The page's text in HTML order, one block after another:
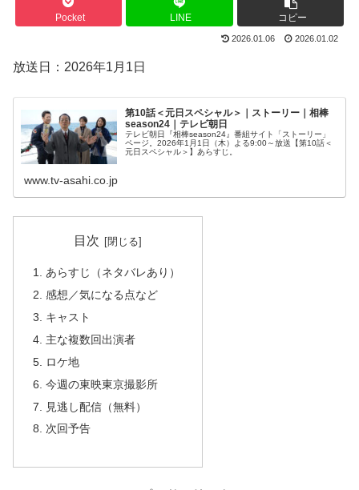
Pocket LINE コピー
2026.01.06 2026.01.02
放送日：2026年1月1日
第10話＜元日スペシャル＞｜ストーリー｜相棒
season24｜テレビ朝日
テレビ朝日『相棒season24』番組サイト「ストーリー」
ページ。2026年1月1日（木）よる9:00～放送【第10話＜
元日スペシャル＞】あらすじ。
www.tv-asahi.co.jp
目次
あらすじ（ネタバレあり）
感想／気になる点など
キャスト
主な複数回出演者
ロケ地
今週の東映東京撮影所
見逃し配信（無料）
次回予告